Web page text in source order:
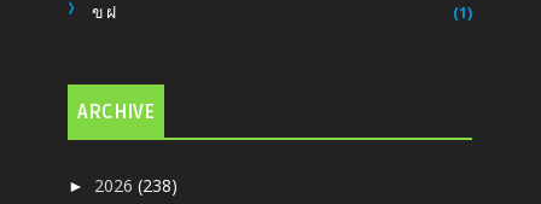
ขฝ (1)
ARCHIVE
► 2026(238)